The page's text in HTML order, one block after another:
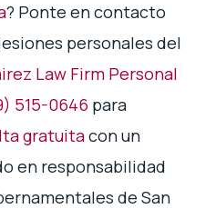
? Ponte en contacto
personales del
Law Firm Personal
515-0646 para
gratuitacon un
en responsabilidad
de San